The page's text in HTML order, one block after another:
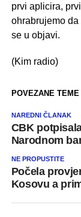
prvi aplicira,
ohrabrujemo da
se u objavi.
(Kim radio)
POVEZANE TEME
NAREDNI ČLANAK
CBK
Narodnom
NE PROPUSTITE
Počela
Kosovu a